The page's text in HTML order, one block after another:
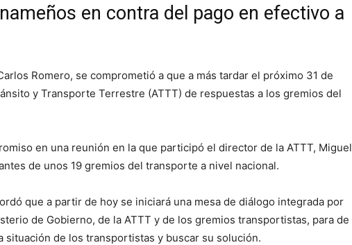
en contra del pago en efectivo a
Romero, se comprometió a que a más tardar el próximo 31 de
y Transporte Terrestre (ATTT) de respuestas a los gremios del
en una reunión en la que participó el director de la ATTT, Miguel
de unos 19 gremios del transporte a nivel nacional.
que a partir de hoy se iniciará una mesa de diálogo integrada por
de Gobierno, de la ATTT y de los gremios transportistas, para de
situación de los transportistas y buscar su solución.